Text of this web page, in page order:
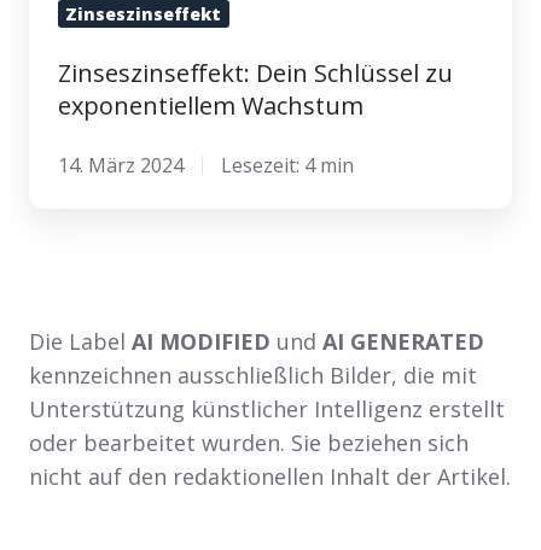
Zinseszinseffekt
Zinseszinseffekt: Dein Schlüssel zu
exponentiellem Wachstum
14. März 2024 Lesezeit: 4 min
Die Label AI MODIFIED und AI GENERATED
kennzeichnen ausschließlich Bilder, die mit
Unterstützung künstlicher Intelligenz erstellt
oder bearbeitet wurden. Sie beziehen sich
nicht auf den redaktionellen Inhalt der Artikel.